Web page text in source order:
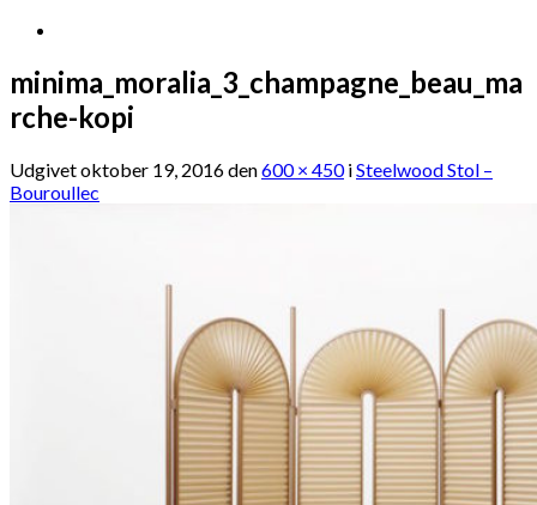
minima_moralia_3_champagne_beau_ma
rche-kopi
Udgivetoktober 19, 2016den600 × 450iSteelwood Stol –
Bouroullec